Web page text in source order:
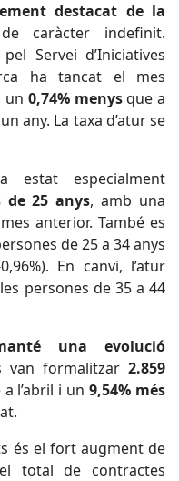
destacat de la
caràcter indefinit.
Servei d’Iniciatives
ha tancat el mes
un 0,74% menysque a
any. La taxa d’atur se
estat especialment
de 25 anys, amb una
anterior. També es
de 25 a 34 anys
En canvi, l’atur
persones de 35 a 44
una evolució
van formalitzar 2.859
l’abril i un9,54% més
és el fort augment de
total de contractes